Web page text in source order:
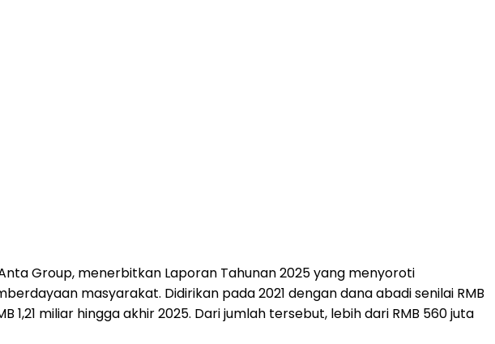
Group, menerbitkan Laporan Tahunan 2025 yang menyoroti
masyarakat. Didirikan pada 2021 dengan dana abadi senilai RMB
miliar hingga akhir 2025. Dari jumlah tersebut, lebih dari RMB 560 juta